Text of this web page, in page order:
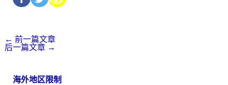
← 前一篇文章
后一篇文章 →
海外地区限制